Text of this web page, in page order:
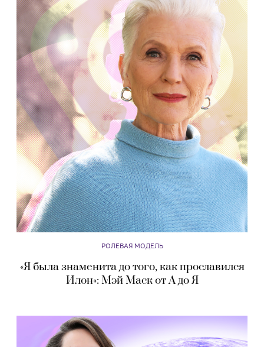
РОЛЕВАЯ МОДЕЛЬ
«Я была знаменита до того, как прославился
Илон»: Мэй Маск от А до Я